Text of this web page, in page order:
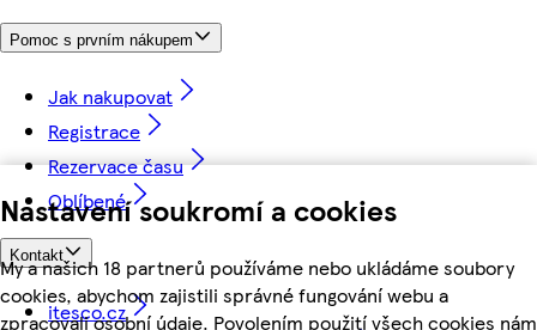
Nastavení soukromí a cookies
My a našich 18 partnerů používáme nebo ukládáme soubory
cookies, abychom zajistili správné fungování webu a
zpracovali osobní údaje. Povolením použití všech cookies nám
Pomoc s prvním nákupem
Jak nakupovat
Registrace
Rezervace času
Oblíbené
Kontakt
itesco.cz